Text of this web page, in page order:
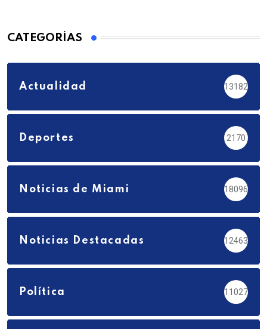
CATEGORÍAS
Actualidad 13182
Deportes 2170
Noticias de Miami 18096
Noticias Destacadas 12463
Política 11027